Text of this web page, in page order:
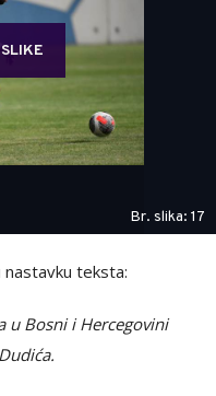
Br. slika: 17
teksta:
u Bosni i Hercegovini